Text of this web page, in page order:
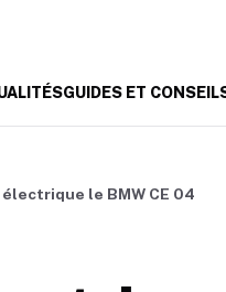
GUIDES ET
le BMW CE 04